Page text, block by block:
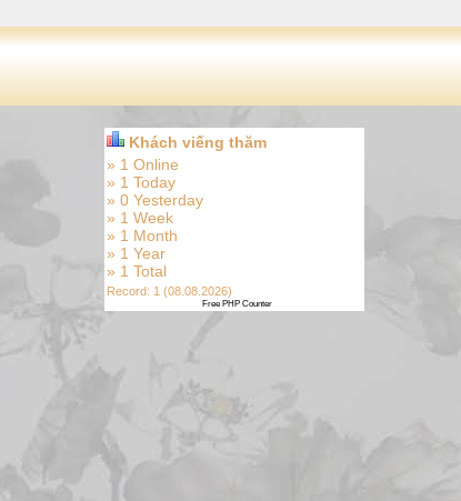
Khách viếng thăm
» 1 Online
» 1 Today
» 0 Yesterday
» 1 Week
» 1 Month
» 1 Year
» 1 Total
Record: 1 (08.08.2026)
Free PHP Counter